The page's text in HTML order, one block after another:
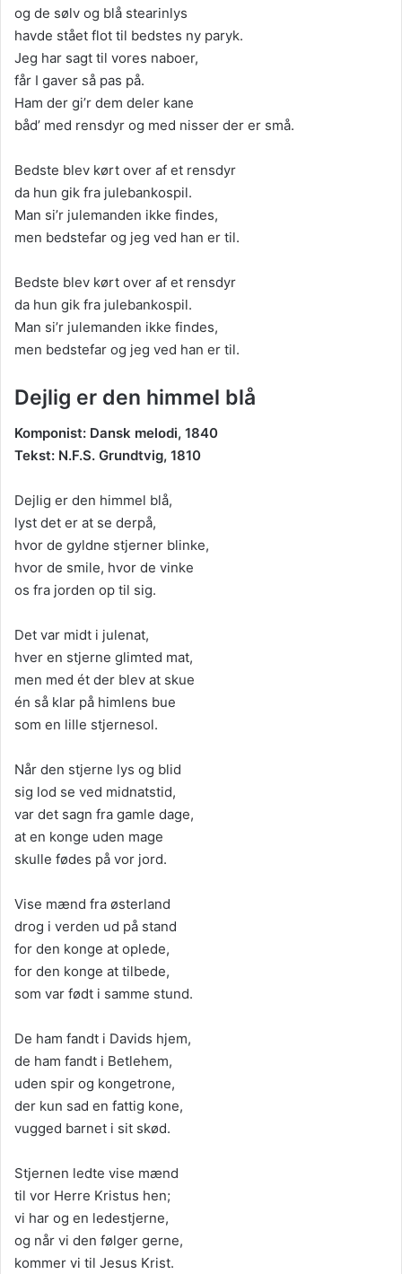
og de sølv og blå stearinlys
havde stået flot til bedstes ny paryk.
Jeg har sagt til vores naboer,
får I gaver så pas på.
Ham der gi’r dem deler kane
båd’ med rensdyr og med nisser der er små.
Bedste blev kørt over af et rensdyr
da hun gik fra julebankospil.
Man si’r julemanden ikke findes,
men bedstefar og jeg ved han er til.
Bedste blev kørt over af et rensdyr
da hun gik fra julebankospil.
Man si’r julemanden ikke findes,
men bedstefar og jeg ved han er til.
Dejlig er den himmel blå
Komponist: Dansk melodi, 1840
Tekst: N.F.S. Grundtvig, 1810
Dejlig er den himmel blå,
lyst det er at se derpå,
hvor de gyldne stjerner blinke,
hvor de smile, hvor de vinke
os fra jorden op til sig.
Det var midt i julenat,
hver en stjerne glimted mat,
men med ét der blev at skue
én så klar på himlens bue
som en lille stjernesol.
Når den stjerne lys og blid
sig lod se ved midnatstid,
var det sagn fra gamle dage,
at en konge uden mage
skulle fødes på vor jord.
Vise mænd fra østerland
drog i verden ud på stand
for den konge at oplede,
for den konge at tilbede,
som var født i samme stund.
De ham fandt i Davids hjem,
de ham fandt i Betlehem,
uden spir og kongetrone,
der kun sad en fattig kone,
vugged barnet i sit skød.
Stjernen ledte vise mænd
til vor Herre Kristus hen;
vi har og en ledestjerne,
og når vi den følger gerne,
kommer vi til Jesus Krist.